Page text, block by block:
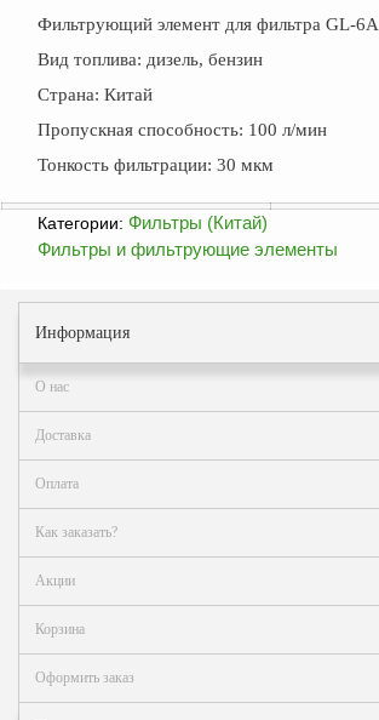
ФЖУ
Метрологическое
оборудование
Рукава, шланги и
арматура
Устройства
автоцистерн и
комплектующие
Продукция НПП
СЕНСОР
Газоаналитическое
оборудование
Эксплуатационное
оборудование
Аналоги запасных
частей из Артамида
ОБОРУДОВАНИЕ
БЕНЗОВОЗОВ И
МИНИ АЗС
Фильтрующий элемент для фильтра GL-6A
Вид топлива: дизель, бензин
Страна: Китай
Пропускная способность: 100 л/мин
Тонкость фильтрации: 30 мкм
Категории: Фильтры (Китай)
Фильтры и фильтрующие элементы
Информация
О нас
Доставка
Оплата
Как заказать?
Акции
Корзина
Оформить заказ